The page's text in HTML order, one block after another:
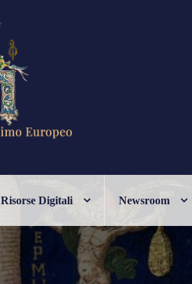
Risorse Digitali Newsroom